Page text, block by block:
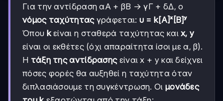
Για την αντίδραση αΑ + βΒ → γΓ + δΔ, ο
νόμος ταχύτηταςγράφεται: υ = k[A]ˣ[B]ʸ
Όπου kείναι η σταθερά ταχύτητας καιx, y
είναι οι εκθέτες (όχι απαραίτητα ίσοι με α, β).
Η τάξη της αντίδρασηςείναι x + y και δείχνει
πόσες φορές θα αυξηθεί η ταχύτητα όταν
διπλασιάσουμε τη συγκέντρωση. Οι μονάδες